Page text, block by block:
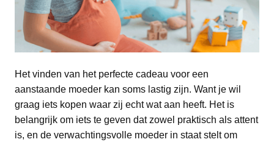
Het vinden van het perfecte cadeau voor een
aanstaande moeder kan soms lastig zijn. Want je wil
graag iets kopen waar zij echt wat aan heeft. Het is
belangrijk om iets te geven dat zowel praktisch als attent
is, en de verwachtingsvolle moeder in staat stelt om